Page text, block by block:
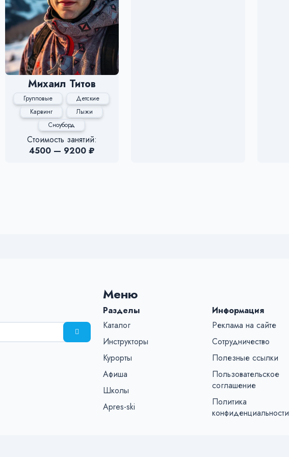
Михаил Титов
Групповые
Детские
Карвинг
Лыжи
Сноуборд
Стоимость занятий:
4500 — 9200 ₽
Меню
Разделы
Каталог
Инструкторы
Курорты
Афиша
Школы
Apres-ski
Информация
Реклама на сайте
Сотрудничество
Полезные ссылки
Пользовательское
соглашение
Политика
конфиденциальности